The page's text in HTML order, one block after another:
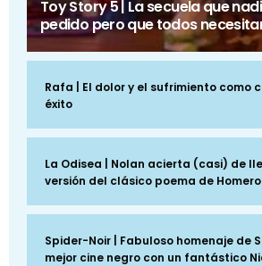
Toy Story 5 | La secuela que
pedido pero que todos
Rafa | El dolor y el sufrimiento como
éxito
La Odisea | Nolan acierta (casi) de
versión del clásico poema de Homero
Spider-Noir | Fabuloso homenaje de
mejor cine negro con un fantástico